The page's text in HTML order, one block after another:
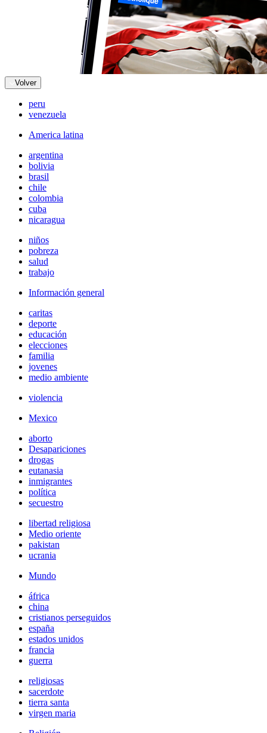
Volver
peru
venezuela
America latina
argentina
bolivia
brasil
chile
colombia
cuba
nicaragua
niños
pobreza
salud
trabajo
Información general
caritas
deporte
educación
elecciones
familia
jovenes
medio ambiente
violencia
Mexico
aborto
Desapariciones
drogas
eutanasia
inmigrantes
política
secuestro
libertad religiosa
Medio oriente
pakistan
ucrania
Mundo
áfrica
china
cristianos perseguidos
españa
estados unidos
francia
guerra
religiosas
sacerdote
tierra santa
virgen maria